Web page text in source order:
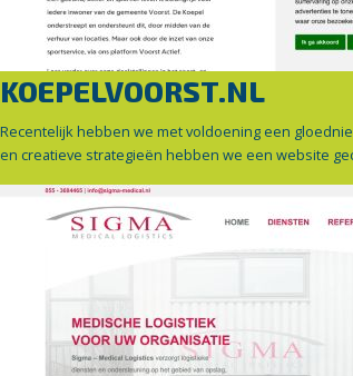
KOEPELVOORST.NL
Recentelijk hebben we met voldoening een
en creatieve strategieën hebben we een website